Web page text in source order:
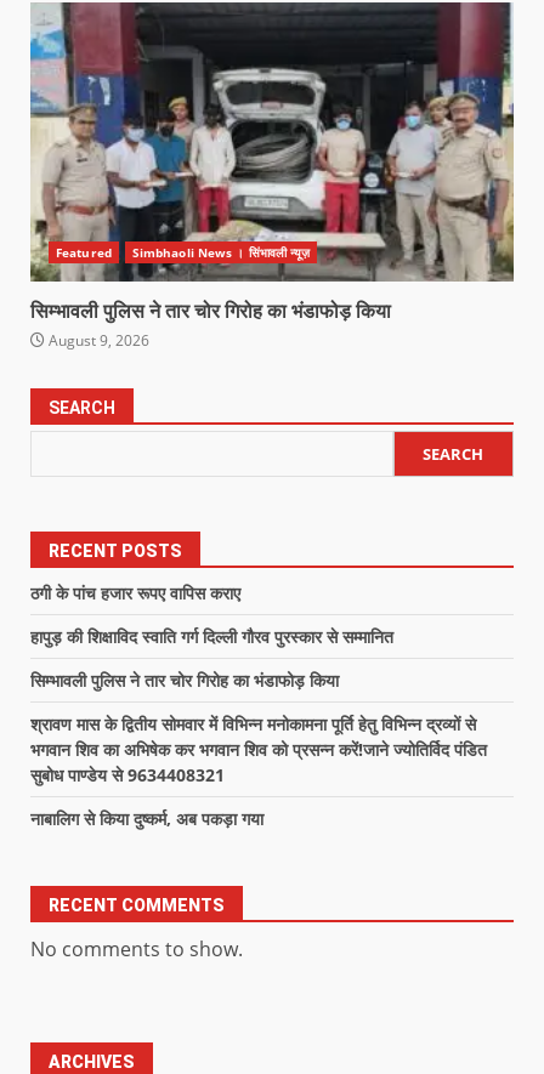
Featured Simbhaoli News । सिंभावली न्यूज़
सिम्भावली पुलिस ने तार चोर गिरोह का भंडाफोड़ किया
August 9, 2026
SEARCH
SEARCH
RECENT POSTS
ठगी के पांच हजार रूपए वापिस कराए
हापुड़ की शिक्षाविद स्वाति गर्ग दिल्ली गौरव पुरस्कार से सम्मानित
सिम्भावली पुलिस ने तार चोर गिरोह का भंडाफोड़ किया
श्रावण मास के द्वितीय सोमवार में विभिन्न मनोकामना पूर्ति हेतु विभिन्न द्रव्यों से
भगवान शिव का अभिषेक कर भगवान शिव को प्रसन्न करें!जाने ज्योतिर्विद पंडित
सुबोध पाण्डेय से 9634408321
नाबालिग से किया दुष्कर्म, अब पकड़ा गया
RECENT COMMENTS
No comments to show.
ARCHIVES